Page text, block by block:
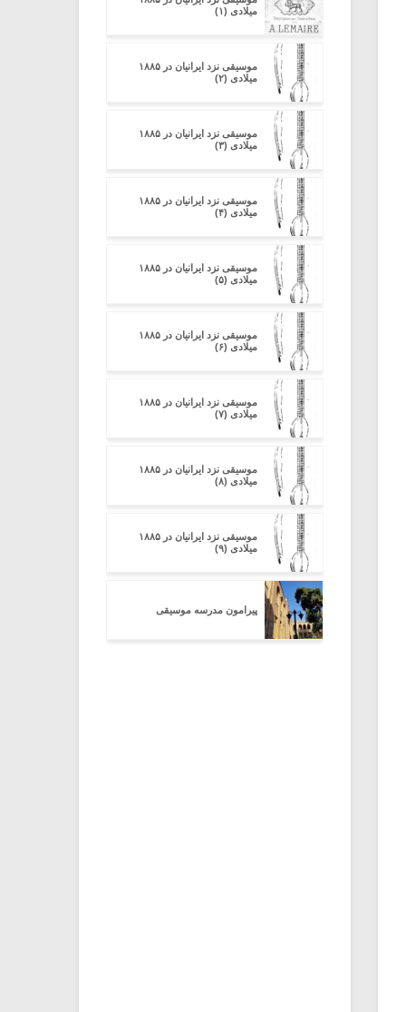
میلادی (۱)
موسیقی نزد ایرانیان در ۱۸۸۵
میلادی (۲)
موسیقی نزد ایرانیان در ۱۸۸۵
میلادی (۳)
موسیقی نزد ایرانیان در ۱۸۸۵
میلادی (۴)
موسیقی نزد ایرانیان در ۱۸۸۵
میلادی (۵)
موسیقی نزد ایرانیان در ۱۸۸۵
میلادی (۶)
موسیقی نزد ایرانیان در ۱۸۸۵
میلادی (۷)
موسیقی نزد ایرانیان در ۱۸۸۵
میلادی (۸)
موسیقی نزد ایرانیان در ۱۸۸۵
میلادی (۹)
پیرامون مدرسه موسیقی